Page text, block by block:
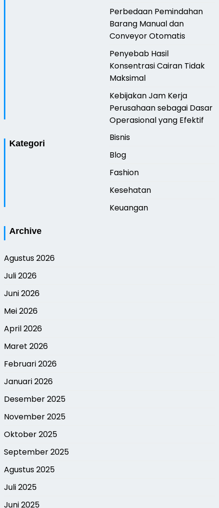
Perbedaan Pemindahan
Barang Manual dan
Conveyor Otomatis
Penyebab Hasil
Konsentrasi Cairan Tidak
Maksimal
Kebijakan Jam Kerja
Perusahaan sebagai Dasar
Operasional yang Efektif
Kategori
Bisnis
Blog
Fashion
Kesehatan
Keuangan
Archive
Agustus 2026
Juli 2026
Juni 2026
Mei 2026
April 2026
Maret 2026
Februari 2026
Januari 2026
Desember 2025
November 2025
Oktober 2025
September 2025
Agustus 2025
Juli 2025
Juni 2025